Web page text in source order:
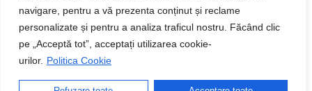
navigare, pentru a vă prezenta conținut și reclame
personalizate și pentru a analiza traficul nostru. Făcând clic
pe „Acceptă tot”, acceptați utilizarea cookie-
urilor. Politica Cookie